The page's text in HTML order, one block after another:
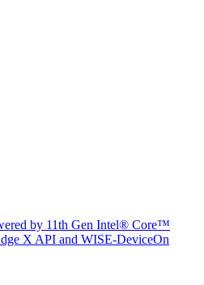
by 11th Gen Intel® Core™
X API and WISE-DeviceOn